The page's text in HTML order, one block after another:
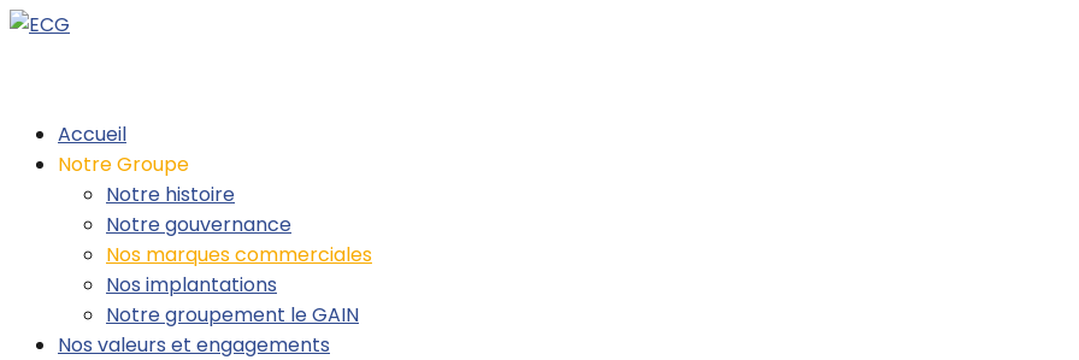
Accueil
Notre Groupe
Notre histoire
Notre gouvernance
Nos marques commerciales
Nos implantations
Notre groupement le GAIN
Nos valeurs et engagements